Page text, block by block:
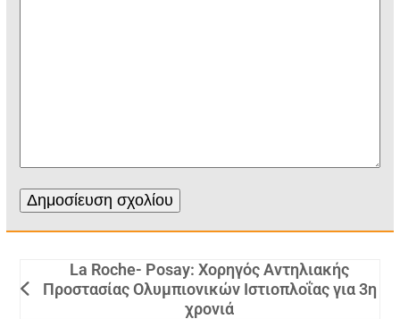
La Roche- Posay: Χορηγός Αντηλιακής
Προστασίας Ολυμπιονικών Ιστιοπλοΐας για 3η
χρονιά